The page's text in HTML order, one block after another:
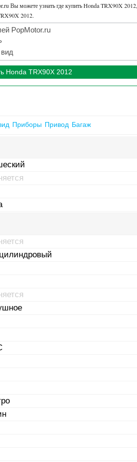
Вы можете узнать где купить Honda TRX90X
2012.
PopMotor.ru
Honda TRX90X 2012
Приборы Привод Багаж